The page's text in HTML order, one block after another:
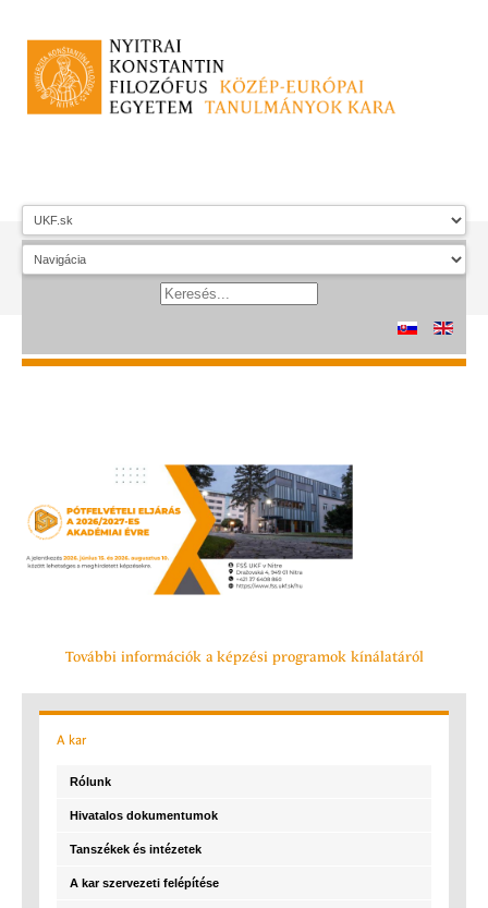
További információk a képzési programok kínálatáról
A kar
Rólunk
Hivatalos dokumentumok
Tanszékek és intézetek
A kar szervezeti felépítése